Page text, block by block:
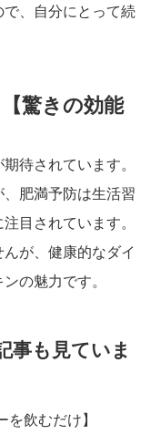
、自分にとって続
驚きの効能
待されています。
肥満予防は生活習
目されています。
が、健康的なダイ
の魅力です。
事も見ていま
飲むだけ】